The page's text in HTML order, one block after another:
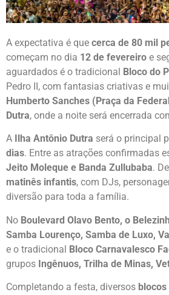
A expectativa é que cerca de 80 mil
começam no dia 12 de fevereiro e
aguardados é o tradicional Bloco do
Pedro II, com fantasias criativas e
Humberto Sanches (Praça da
Dutra, onde a noite será encerrada
A Ilha Antônio Dutra será o principal
dias. Entre as atrações confirmadas
Jeito Moleque e Banda Zullubaba.
matinês infantis, com DJs,
diversão para toda a família.
No Boulevard Olavo Bento, o
Samba Lourenço, Samba de Luxo,
e o tradicional Bloco Carnavalesco
grupos Ingênuos, Trilha de Minas,
Completando a festa, diversos